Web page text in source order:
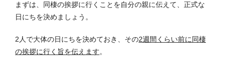
まずは、同棲の挨拶に行くことを自分の親に伝えて、正式な
日にちを決めましょう。
2人で大体の日にちを決めておき、その2週間くらい前に同棲
の挨拶に行く旨を伝えます。